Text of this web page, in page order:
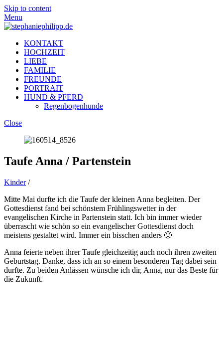
Skip to content
Menu
KONTAKT
HOCHZEIT
LIEBE
FAMILIE
FREUNDE
PORTRAIT
HUND & PFERD
Regenbogenhunde
Close
Taufe Anna / Partenstein
Kinder /
Mitte Mai durfte ich die Taufe der kleinen Anna begleiten. Der
Gottesdienst fand bei schönstem Frühlingswetter in der
evangelischen Kirche in Partenstein statt. Ich bin immer wieder
überrascht wie schön so ein evangelischer Gottesdienst doch
meistens gestaltet wird. Immer ein bisschen anders 🙂
Anna feierte neben ihrer Taufe gleichzeitig auch noch ihren zweiten
Geburtstag. Danke, dass ich an so einem besonderen Tag dabei sein
durfte. Zu beiden Anlässen wünsche ich dir, Anna, nur das Beste für
die Zukunft.